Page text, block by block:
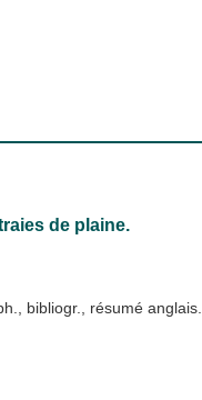
de plaine.
bibliogr., résumé anglais.